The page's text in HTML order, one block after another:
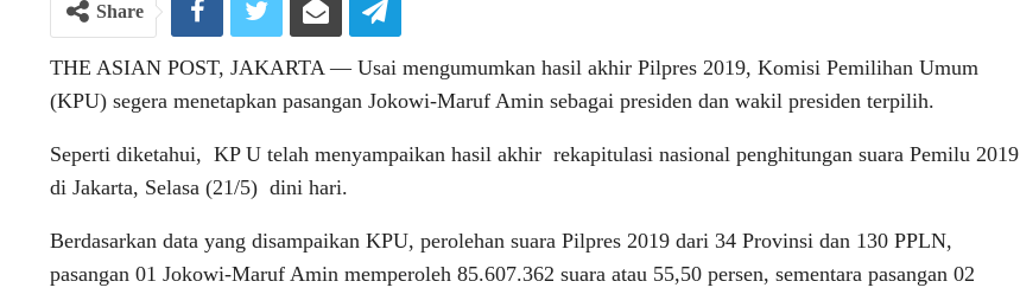
Share
THE ASIAN POST, JAKARTA ― Usai mengumumkan hasil akhir Pilpres 2019, Komisi Pemilihan Umum
(KPU) segera menetapkan pasangan Jokowi-Maruf Amin sebagai presiden dan wakil presiden terpilih.
Seperti diketahui, KP U telah menyampaikan hasil akhir rekapitulasi nasional penghitungan suara Pemilu 2019
di Jakarta, Selasa (21/5) dini hari.
Berdasarkan data yang disampaikan KPU, perolehan suara Pilpres 2019 dari 34 Provinsi dan 130 PPLN,
pasangan 01 Jokowi-Maruf Amin memperoleh 85.607.362 suara atau 55,50 persen, sementara pasangan 02